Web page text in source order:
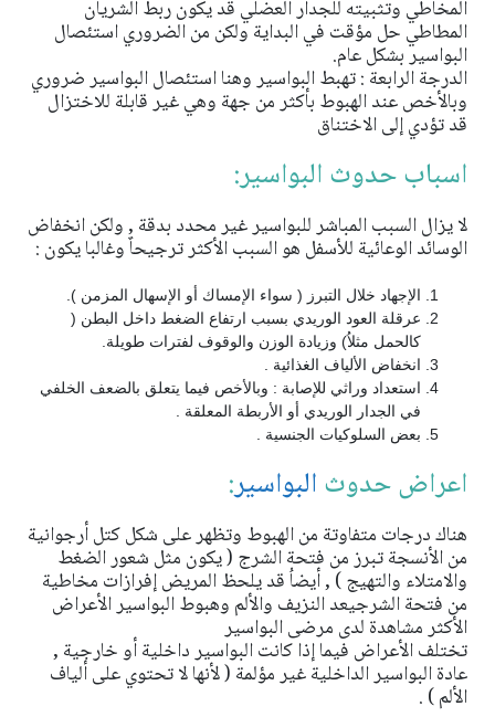
المخاطي وتثبيته للجدار العضلي قد يكون ربط الشريان
المطاطي حل مؤقت في البداية ولكن من الضروري استئصال
البواسير بشكل عام.
الدرجة الرابعة : تهبط البواسير وهنا استئصال البواسير ضروري
وبالأخص عند الهبوط بأكثر من جهة وهي غير قابلة للاختزال
قد تؤدي إلى الاختناق
اسباب حدوث البواسير:
لا يزال السبب المباشر للبواسير غير محدد بدقة , ولكن انخفاض
الوسائد الوعائية للأسفل هو السبب الأكثر ترجيحاٌ وغالبا يكون :
الإجهاد خلال التبرز ( سواء الإمساك أو الإسهال المزمن ).
عرقلة العود الوريدي بسبب ارتفاع الضغط داخل البطن (
كالحمل مثلاُ) وزيادة الوزن والوقوف لفترات طويلة.
انخفاض الألياف الغذائية .
استعداد وراثي للإصابة : وبالأخص فيما يتعلق بالضعف الخلفي
في الجدار الوريدي أو الأربطة المعلقة .
بعض السلوكيات الجنسية .
اعراض حدوثالبواسير:
هناك درجات متفاوتة من الهبوط وتظهر على شكل كتل أرجوانية
من الأنسجة تبرز من فتحة الشرج ( يكون مثل شعور الضغط
والامتلاء والتهيج ) , أيضاُ قد يلحظ المريض إفرازات مخاطية
من فتحة الشرجيعد النزيف والألم وهبوط البواسير الأعراض
الأكثر مشاهدة لدى مرضى البواسير
تختلف الأعراض فيما إذا كانت البواسير داخلية أو خارجية ,
عادة البواسير الداخلية غير مؤلمة ( لأنها لا تحتوي على ألياف
الألم ) .